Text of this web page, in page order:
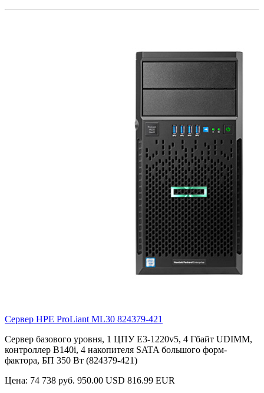
Сервер HPE ProLiant ML30 824379-421
Сервер базового уровня, 1 ЦПУ E3-1220v5, 4 Гбайт UDIMM,
контроллер B140i, 4 накопителя SATA большого форм-
фактора, БП 350 Вт (824379-421)
Цена: 74 738 руб. 950.00 USD 816.99 EUR